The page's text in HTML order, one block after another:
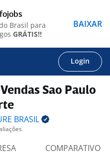
Login
Sao Paulo
BRASIL
COMPARATIVO
Brasil para
GRÁTIS!!
BAIXAR